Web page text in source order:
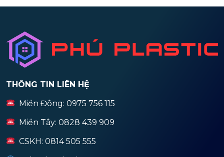
THÔNG TIN LIÊN HỆ
Miền Đông: 0975 756 115
Miền Tây: 0828 439 909
CSKH: 0814 505 555